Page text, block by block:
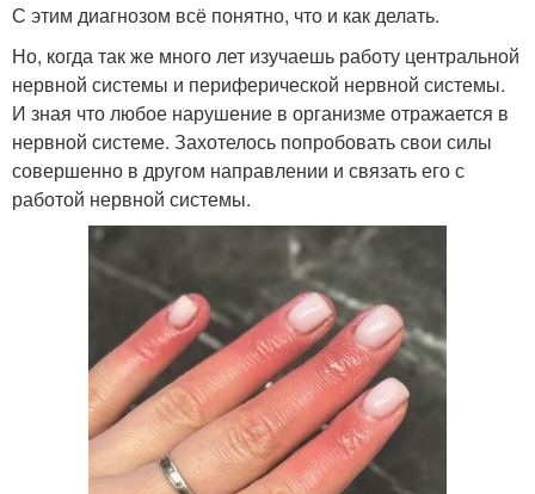
С этим диагнозом всё понятно, что и как делать.
Но, когда так же много лет изучаешь работу центральной
нервной системы и периферической нервной системы.
И зная что любое нарушение в организме отражается в
нервной системе. Захотелось попробовать свои силы
совершенно в другом направлении и связать его с
работой нервной системы.